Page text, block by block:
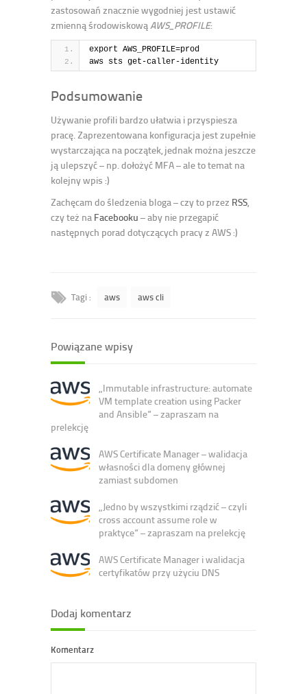
zastosowań znacznie wygodniej jest ustawić
zmienną środowiskową AWS_PROFILE:
export AWS_PROFILE=prod
aws sts get-caller-identity
Podsumowanie
Używanie profili bardzo ułatwia i przyspiesza
pracę. Zaprezentowana konfiguracja jest zupełnie
wystarczająca na początek, jednak można jeszcze
ją ulepszyć – np. dołożyć MFA – ale to temat na
kolejny wpis :)
Zachęcam do śledzenia bloga – czy to przez RSS
czy też na Facebooku – aby nie przegapić
następnych porad dotyczących pracy z AWS :)
Tagi : aws aws cli
Powiązane wpisy
„Immutable infrastructure: automate
VM template creation using Packer
and Ansible” – zapraszam na
prelekcję
AWS Certificate Manager – walidacja
własności dla domeny głównej
zamiast subdomen
„Jedno by wszystkimi rządzić – czyli
cross account assume role w
praktyce” – zapraszam na prelekcję
AWS Certificate Manager i walidacja
certyfikatów przy użyciu DNS
Dodaj komentarz
Komentarz